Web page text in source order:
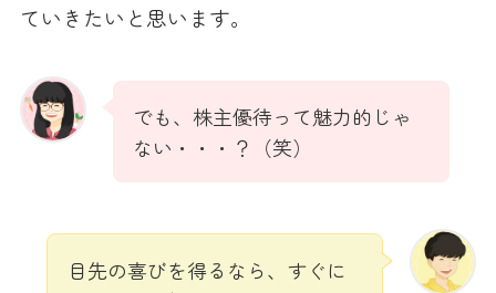
ていきたいと思います。
でも、株主優待って魅力的じゃ
ない・・・？（笑）
目先の喜びを得るなら、すぐに